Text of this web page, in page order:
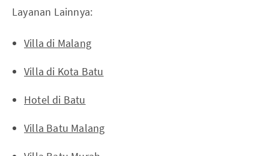
Layanan Lainnya:
Villa di Malang
Villa di Kota Batu
Hotel di Batu
Villa Batu Malang